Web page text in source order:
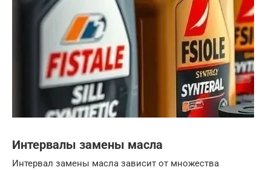
Интервалы замены масла
Интервал замены масла зависит от множества